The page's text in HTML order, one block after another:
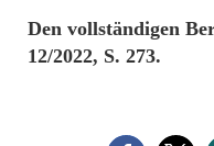
Den vollständigen
12/2022, S. 273.